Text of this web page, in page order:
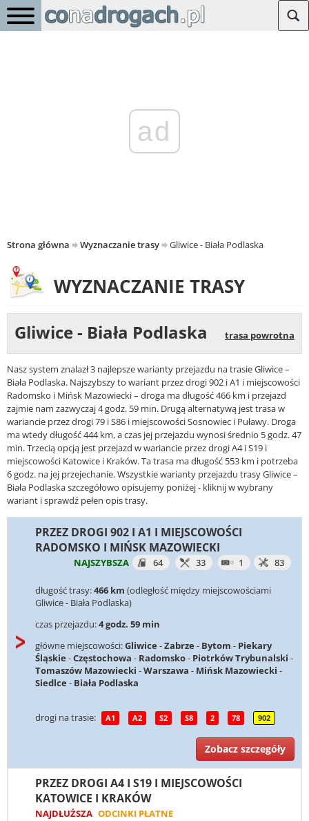
ad
Strona główna Wyznaczanie trasy Gliwice - Biała Podlaska
WYZNACZANIE TRASY
Gliwice - Biała Podlaska trasa powrotna
Nasz system znalazł 3 najlepsze warianty przejazdu na trasie Gliwice –
Biała Podlaska. Najszybszy to wariant przez drogi 902 i A1 i miejscowości
Radomsko i Mińsk Mazowiecki – droga ma długość 466 km i przejazd
zajmie nam zazwyczaj 4 godz. 59 min. Drugą alternatywą jest trasa w
wariancie przez drogi 79 i S86 i miejscowości Sosnowiec i Puławy. Droga
ma wtedy długość 444 km, a czas jej przejazdu wynosi średnio 5 godz. 47
min. Trzecią opcją jest przejazd w wariancie przez drogi A4 i S19 i
miejscowości Katowice i Kraków. Ta trasa ma długość 553 km i potrzeba
6 godz. na jej przejechanie. Wszystkie warianty przejazdu trasy Gliwice –
Biała Podlaska szczegółowo opisujemy poniżej - kliknij w wybrany
wariant i sprawdź pełen opis trasy.
PRZEZ DROGI 902 I A1 I MIEJSCOWOŚCI
RADOMSKO I MIŃSK MAZOWIECKI
NAJSZYBSZA 64 33 1 83
długość trasy:466 km (odległość między miejscowościami
Gliwice - Biała Podlaska)
czas przejazdu:4 godz. 59 min
główne miejscowości:Gliwice -Zabrze - Bytom - Piekary
Śląskie -Częstochowa - Radomsko- Piotrków Trybunalski -
Tomaszów Mazowiecki -Warszawa - Mińsk Mazowiecki -
Siedlce - Biała Podlaska
drogi na trasie: A1 A2 S2 S8 2 78 902
Zobacz szczegóły
PRZEZ DROGI A4 I S19 I MIEJSCOWOŚCI
KATOWICE I KRAKÓW
NAJDŁUŻSZA ODCINKI PŁATNE